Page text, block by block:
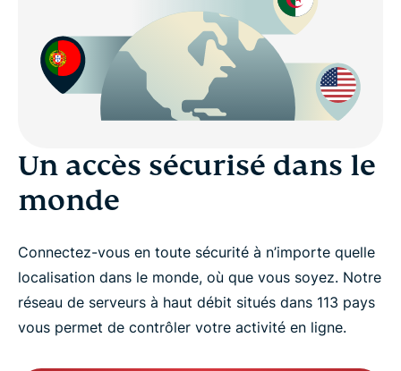
Un accès sécurisé dans le
monde
Connectez-vous en toute sécurité à n’importe quelle
localisation dans le monde, où que vous soyez. Notre
réseau de serveurs à haut débit situés dans 113 pays
vous permet de contrôler votre activité en ligne.